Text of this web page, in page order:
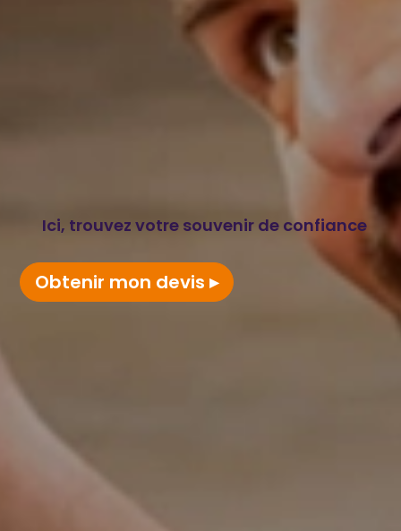
Ici, trouvez votre souvenir de confiance
Obtenir mon devis